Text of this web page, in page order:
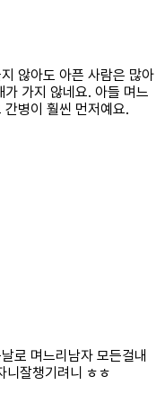
않아도 아픈 사람은 많아
가지 않네요. 아들 며느
병이 훨씬 먼저예요.
로 며느리남자 모든걸내
니잘챙기려니 ㅎㅎ